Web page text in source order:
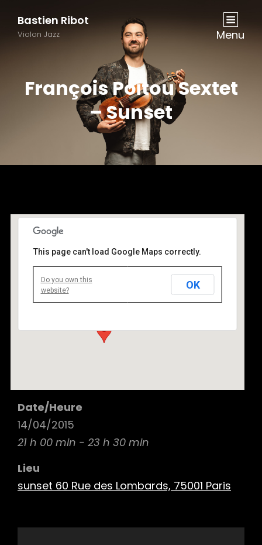
Bastien Ribot
Violon Jazz Menu
François Poitou Sextet
– Sunset
sunset 60 Rue des Lombards, 75001 Paris
60 Rue des Lombards, 75001 Paris - Paris
This page can't load Google Maps correctly.
Do you own this
website?
OK
Date/Heure
14/04/2015
21 h 00 min - 23 h 30 min
Lieu
sunset 60 Rue des Lombards, 75001 Paris